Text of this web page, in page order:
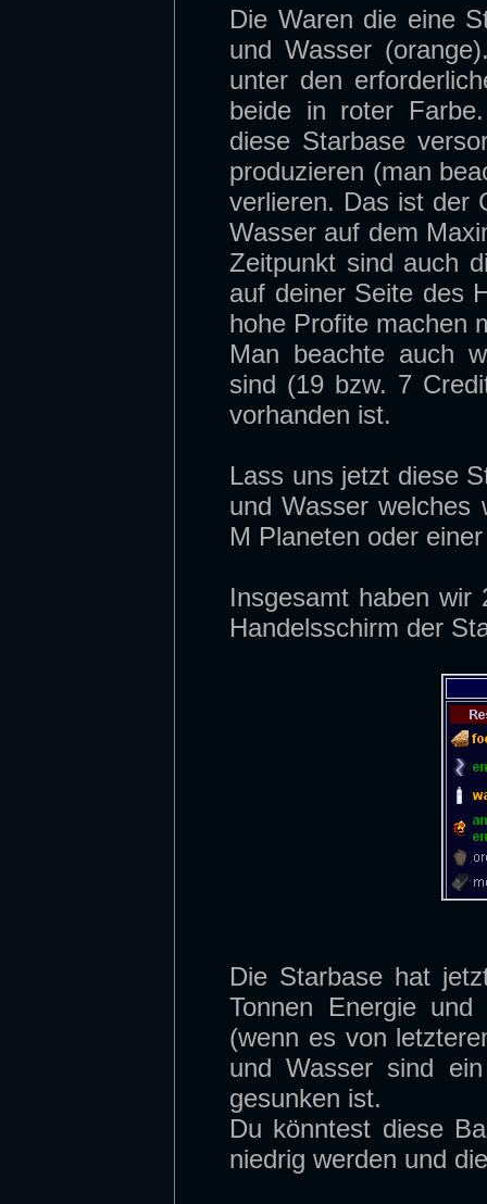
Die Waren die eine
und Wasser
unter den
beide in roter
diese Starbase
produzieren (man
verlieren. Das ist der
Wasser auf dem
Zeitpunkt sind auch
auf deiner Seite des
hohe Profite machen
Man beachte auch
sind (19 bzw. 7
vorhanden ist.
Lass uns jetzt diese
und Wasser welches
M Planeten oder
Insgesamt haben wir
Handelsschirm der
Die Starbase hat
Tonnen Energie und
(wenn es von
und Wasser sind
gesunken ist.
Du könntest diese
niedrig werden und